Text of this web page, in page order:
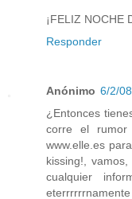
¡FELIZ NOCHE
Responder
Anónimo 6/2/08
¿Entonces
corre el
www.elle.es
kissing!,
cualquier
eterrrrrrnamente